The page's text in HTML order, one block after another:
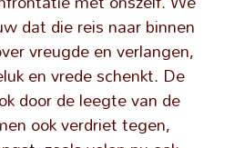
dat die reis naar binnen
vreugde en verlangen,
en vrede schenkt. De
door de leegte van de
ook verdriet tegen,